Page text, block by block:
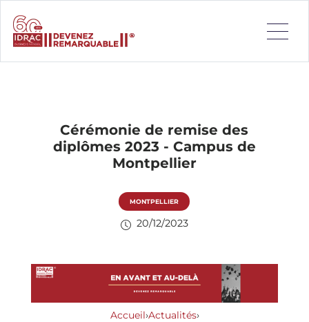
Cérémonie de remise des
diplômes 2023 - Campus de
Montpellier
MONTPELLIER
20/12/2023
Accueil›Actualités›